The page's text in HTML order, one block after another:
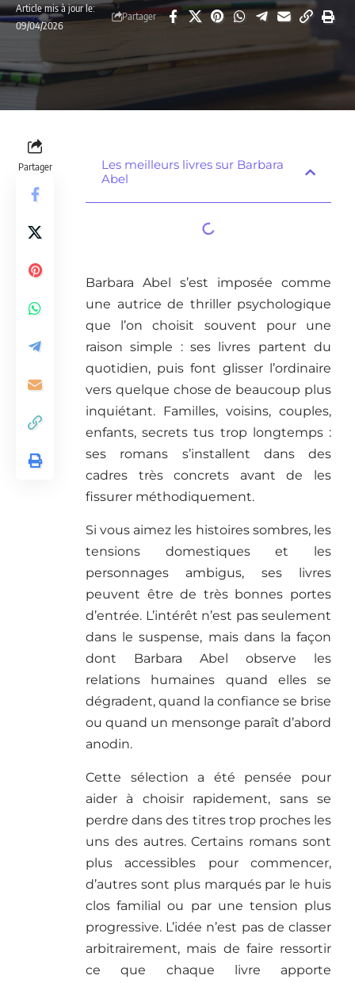
Article mis à jour le:
09/04/2026
Partager
Partager
Les meilleurs livres sur Barbara
Abel
Barbara Abel s’est imposée comme
une autrice de thriller psychologique
que l’on choisit souvent pour une
raison simple : ses livres partent du
quotidien, puis font glisser l’ordinaire
vers quelque chose de beaucoup plus
inquiétant. Familles, voisins, couples,
enfants, secrets tus trop longtemps :
ses romans s’installent dans des
cadres très concrets avant de les
fissurer méthodiquement.
Si vous aimez les histoires sombres, les
tensions domestiques et les
personnages ambigus, ses livres
peuvent être de très bonnes portes
d’entrée. L’intérêt n’est pas seulement
dans le suspense, mais dans la façon
dont Barbara Abel observe les
relations humaines quand elles se
dégradent, quand la confiance se brise
ou quand un mensonge paraît d’abord
anodin.
Cette sélection a été pensée pour
aider à choisir rapidement, sans se
perdre dans des titres trop proches les
uns des autres. Certains romans sont
plus accessibles pour commencer,
d’autres sont plus marqués par le huis
clos familial ou par une tension plus
progressive. L’idée n’est pas de classer
arbitrairement, mais de faire ressortir
ce que chaque livre apporte